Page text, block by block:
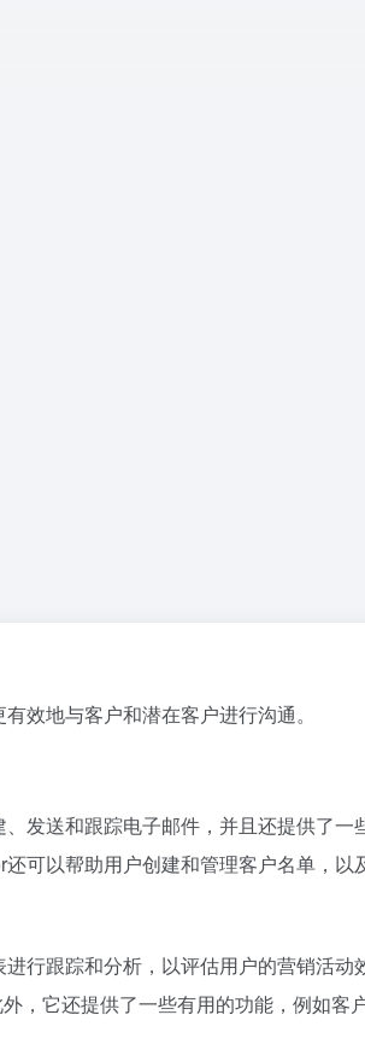
效地与客户和潜在客户进行沟通。
发送和跟踪电子邮件，并且还提供了
可以帮助用户创建和管理客户名单，
行跟踪和分析，以评估用户的营销活
，它还提供了一些有用的功能，例如